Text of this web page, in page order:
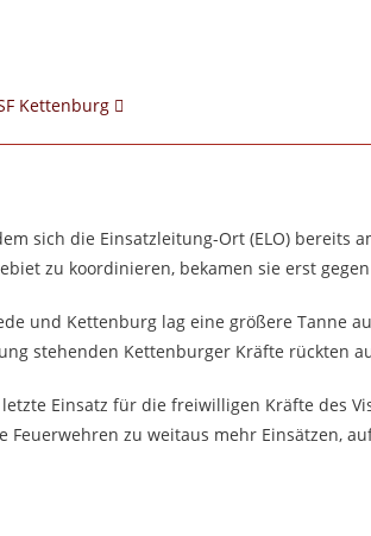
Kettenburg
sich die Einsatzleitung-Ort (ELO) bereits
zu koordinieren, bekamen sie erst
und Kettenburg lag eine größere Tanne
stehenden Kettenburger Kräfte rückten
Einsatz für die freiwilligen Kräfte des
Feuerwehren zu weitaus mehr Einsätzen,